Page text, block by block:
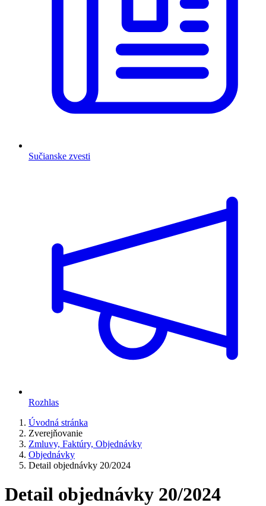
Sučianske zvesti
Rozhlas
Úvodná stránka
Zverejňovanie
Zmluvy, Faktúry, Objednávky
Objednávky
Detail objednávky 20/2024
Detail objednávky 20/2024